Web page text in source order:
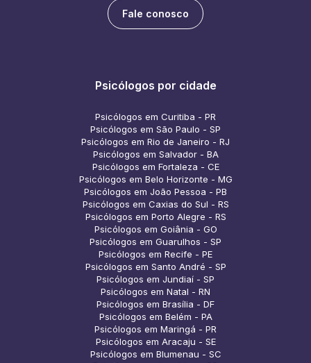
Fale conosco
Psicólogos por cidade
Psicólogos em Curitiba - PR
Psicólogos em São Paulo - SP
Psicólogos em Rio de Janeiro - RJ
Psicólogos em Salvador - BA
Psicólogos em Fortaleza - CE
Psicólogos em Belo Horizonte - MG
Psicólogos em João Pessoa - PB
Psicólogos em Caxias do Sul - RS
Psicólogos em Porto Alegre - RS
Psicólogos em Goiânia - GO
Psicólogos em Guarulhos - SP
Psicólogos em Recife - PE
Psicólogos em Santo André - SP
Psicólogos em Jundiaí - SP
Psicólogos em Natal - RN
Psicólogos em Brasília - DF
Psicólogos em Belém - PA
Psicólogos em Maringá - PR
Psicólogos em Aracaju - SE
Psicólogos em Blumenau - SC